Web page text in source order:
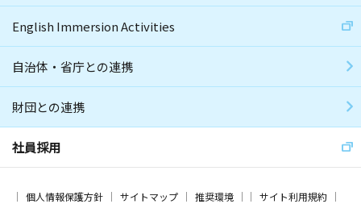
English Immersion Activities
自治体・省庁との連携
財団との連携
社員採用
個人情報保護方針 サイトマップ 推奨環境 サイト利用規約